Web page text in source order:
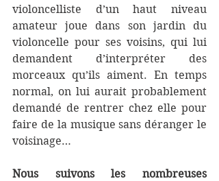
violoncelliste d’un haut niveau
amateur joue dans son jardin du
violoncelle pour ses voisins, qui lui
demandent d’interpréter des
morceaux qu’ils aiment. En temps
normal, on lui aurait probablement
demandé de rentrer chez elle pour
faire de la musique sans déranger le
voisinage…
Nous suivons les nombreuses